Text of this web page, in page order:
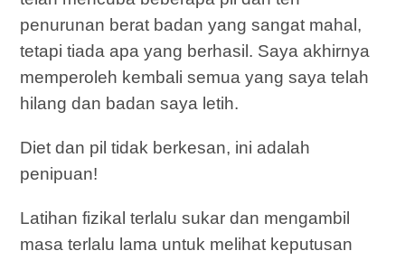
penurunan berat badan yang sangat mahal,
tetapi tiada apa yang berhasil. Saya akhirnya
memperoleh kembali semua yang saya telah
hilang dan badan saya letih.
Diet dan pil tidak berkesan, ini adalah
penipuan!
Latihan fizikal terlalu sukar dan mengambil
masa terlalu lama untuk melihat keputusan